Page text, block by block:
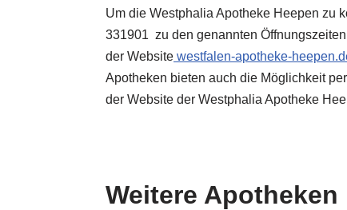
Um die Westphalia Apotheke Heepen zu
331901 zu den genannten
der Website westfalen-apotheke-
Apotheken bieten auch die Möglichkeit
der Website der Westphalia Apotheke
Weitere